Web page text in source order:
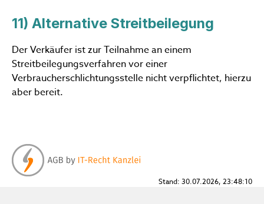
11) Alternative Streitbeilegung
Der Verkäufer ist zur Teilnahme an einem
Streitbeilegungsverfahren vor einer
Verbraucherschlichtungsstelle nicht verpflichtet, hierzu
aber bereit.
Stand: 30.07.2026, 23:48:10